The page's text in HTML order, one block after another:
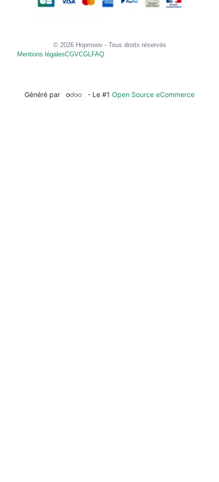
© 2026 Hopmoov - Tous droits réservés
Mentions légalesCGVCGL FAQ
Généré par - Le #1Open Source eCommerce